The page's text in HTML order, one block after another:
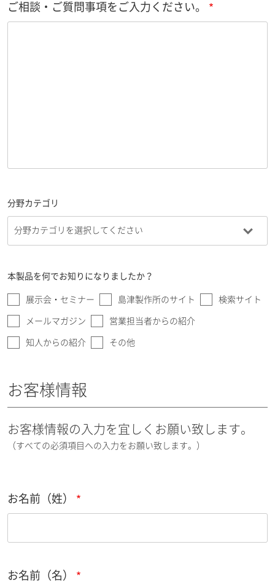
ご相談・ご質問事項をご入力ください。
分野カテゴリ
本製品を何でお知りになりましたか？
展示会・セミナー 島津製作所のサイト 検索サイト
メールマガジン 営業担当者からの紹介
知人からの紹介 その他
お客様情報
お客様情報の入力を宜しくお願い致します。
（すべての必須項目への入力をお願い致します。）
お名前（姓）
お名前（名）